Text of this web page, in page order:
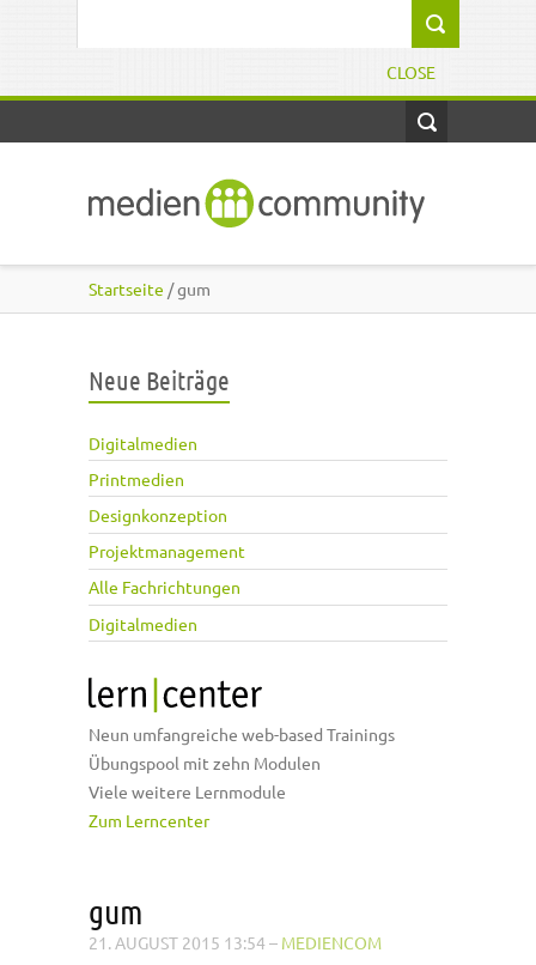
CLOSE
Startseite / gum
Neue Beiträge
Digitalmedien
Printmedien
Designkonzeption
Projektmanagement
Alle Fachrichtungen
Digitalmedien
Neun umfangreiche web-based Trainings
Übungspool mit zehn Modulen
Viele weitere Lernmodule
Zum Lerncenter
gum
21. AUGUST 2015 13:54 – MEDIENCOM